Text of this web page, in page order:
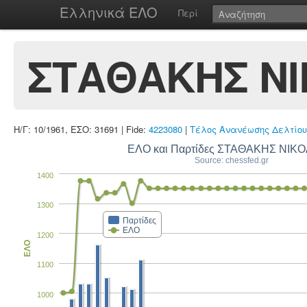
Ελληνικά ΕΛΟ Περί
ΣΤΑΘΑΚΗΣ
Η/Γ: 10/1961, ΕΣΟ: 31691 | Fide: 4223080 | Τέλος Ανανέωσης Δελτίου
ΕΛΟ και Παρτίδες ΣΤΑΘΑΚΗΣ
Source: chessfed.gr
Παρτίδες
ΕΛΟ
1000
1100
1200
1300
1400
ΕΛΟ